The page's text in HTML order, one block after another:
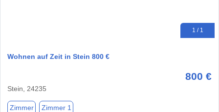
1 / 1
Wohnen auf Zeit in Stein 800 €
800 €
Stein, 24235
Zimmer Zimmer 1